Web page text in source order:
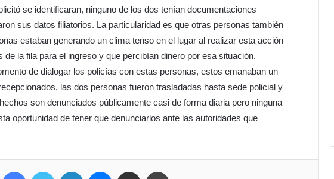
se identificaran, ninguno de los dos tenían documentaciones
sus datos filiatorios. La particularidad es que otras personas también
estaban generando un clima tenso en el lugar al realizar esta acción
de la fila para el ingreso y que percibían dinero por esa situación.
de dialogar los policías con estas personas, estos emanaban un
las dos personas fueron trasladadas hasta sede policial y
son denunciados públicamente casi de forma diaria pero ninguna
oportunidad de tener que denunciarlos ante las autoridades que